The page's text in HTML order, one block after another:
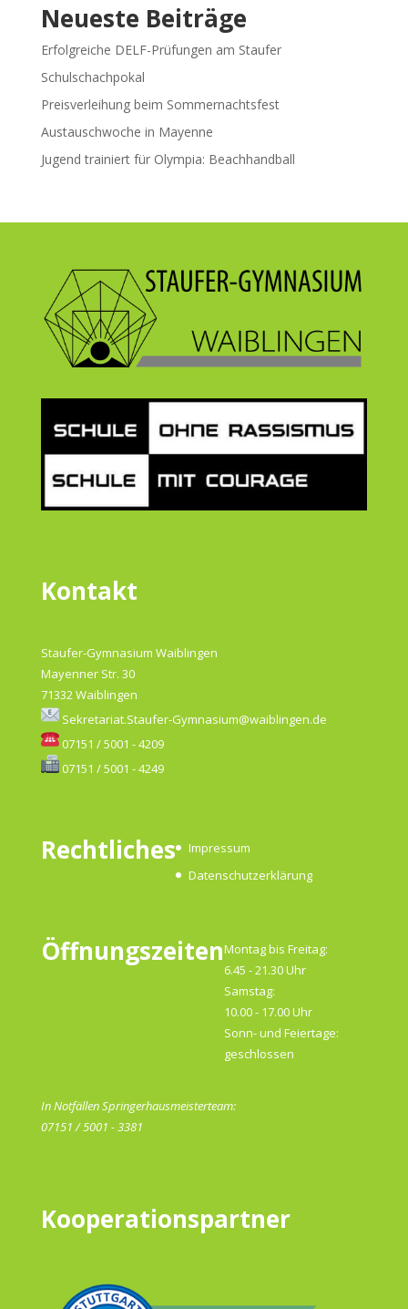
Neueste Beiträge
Erfolgreiche DELF-Prüfungen am Staufer
Schulschachpokal
Preisverleihung beim Sommernachtsfest
Austauschwoche in Mayenne
Jugend trainiert für Olympia: Beachhandball
Kontakt
Staufer-Gymnasium Waiblingen
Mayenner Str. 30
71332 Waiblingen
Sekretariat.Staufer-Gymnasium@waiblingen.de
07151 / 5001 - 4209
07151 / 5001 - 4249
Rechtliches
Impressum
Datenschutzerklärung
ÖffnungszeitenMontag bis Freitag:
6.45 - 21.30 Uhr
Samstag:
10.00 - 17.00 Uhr
Sonn- und Feiertage:
geschlossen
In Notfällen Springerhausmeisterteam:
07151 / 5001 - 3381
Kooperationspartner